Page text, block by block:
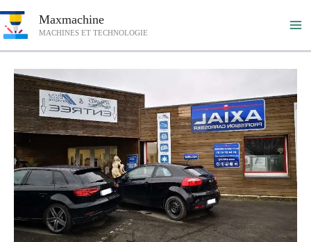
au
Maxmachine
MACHINES ET TECHNOLOGIE